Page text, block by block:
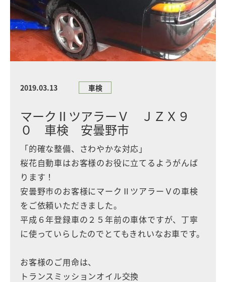
2019.03.13 車検
マークⅡツアラーＶ ＪＺＸ９
０ 車検 安曇野市
「的確な整備、さわやかな対応」
桜花自動車はお客様のお役に立てるようがんば
ります！
安曇野市のお客様にマークⅡツアラーＶの車検
をご依頼いただきました。
平成６年登録車の２５年前の車体ですが、丁寧
に使っていらしたのでとてもきれいなお車です。
お客様のご用命は、
トランスミッションオイル交換